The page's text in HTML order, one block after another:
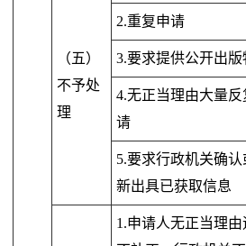
（五）
不予处
理
2.重复申请
3.要求提供公开出版
4.无正当理由大量反
请
5.要求行政机关确认
新出具已获取信息
1.申请人无正当理由